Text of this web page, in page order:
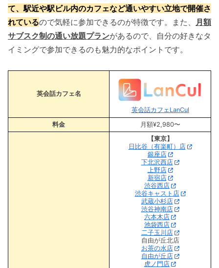
て、駅近や駅ビル内のカフェなど通いやすい立地で開催さ
れているので気軽に参加できるのが特徴です。また、
月額
サブスク制の通い放題プランがあるので、自分の好きなタ
イミングで参加できるのも魅力的なポイントです。
英会話カフェ名
英会話カフェLanCul
料金
月額¥2,980〜
【東京】
日比谷（有楽町）店
銀座店
下北沢西店
上野店
新宿店
渋谷西店
渋谷キャスト店
武蔵小杉店
渋谷神南店
六本木店
池袋西店
二子玉川店
自由が丘北店
お茶の水店
自由が丘店
虎ノ門店